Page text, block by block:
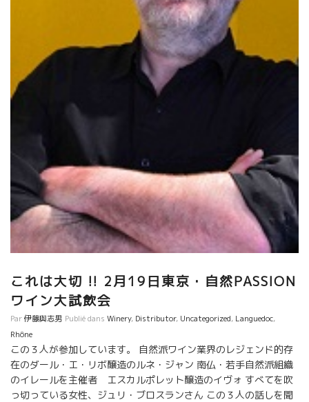
これは大切 !! 2月19日東京・自然PASSION
ワイン大試飲会
Par伊藤與志男 Publié dans Winery, Distributor, Uncategorized, Languedoc,
Rhône
この３人が参加しています。 自然派ワイン業界のレジェンド的存
在のダール・エ・リボ醸造のルネ・ジャン 南仏・若手自然派組織
のイレールを主催者 エスカルポレット醸造のイヴォ すべてを吹
っ切っている女性、ジュリ・ブロスランさん この３人の話しを聞